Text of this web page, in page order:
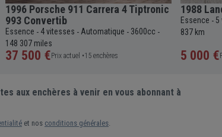
1988 Lancia Thema 8.32
Essence-5 vitesses
837 km
5 000 €Prix actuel • 2 enchères
2026
Essence -
12 km
134
aux enchères à venir en vous abonnant à
et nos conditions générales